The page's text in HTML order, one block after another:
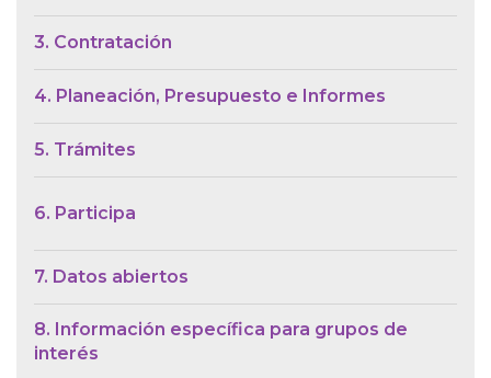
3. Contratación
4. Planeación, Presupuesto e Informes
5. Trámites
6. Participa
7. Datos abiertos
8. Información específica para grupos de
interés